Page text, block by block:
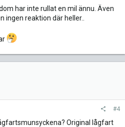
har inte rullat en mil ännu. Även
reaktion där heller..
#4
Original lågfart